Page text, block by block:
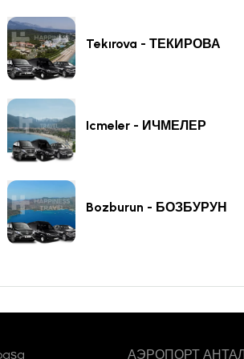
Tekırova - ТЕКИРОВА
Icmeler - ИЧМЕЛЕР
Bozburun - БОЗБУРУН
АЭРОПОРТ